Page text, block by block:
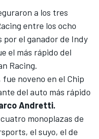
a los tres
entre los ocho
el ganador de Indy
el más rápido del
Racing.
noveno en el Chip
del auto más rápido
Andretti.
monoplazas de
el suyo, el de